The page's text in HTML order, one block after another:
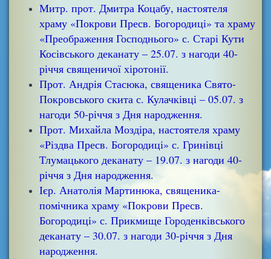
Митр. прот. Дмитра Коцабу, настоятеля
храму «Покрови Пресв. Богородиці» та храму
«Преображення Господнього» с. Старі Кути
Косівського деканату – 25.07. з нагоди 40-
річчя священичої хіротонії.
Прот. Андрія Стасюка, священика Свято-
Покровського скита с. Кулачківці – 05.07. з
нагоди 50-річчя з Дня народження.
Прот. Михайла Моздіра, настоятеля храму
«Різдва Пресв. Богородиці» с. Гринівці
Тлумацького деканату – 19.07. з нагоди 40-
річчя з Дня народження.
Ієр. Анатолія Мартинюка, священика-
помічника храму «Покрови Пресв.
Богородиці» с. Прикмище Городенківського
деканату – 30.07. з нагоди 30-річчя з Дня
народження.